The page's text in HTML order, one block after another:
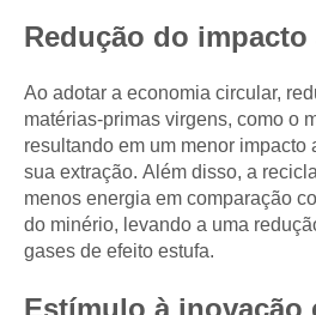
Redução do impacto
Ao adotar a economia circular,
matérias-primas virgens, como o
resultando em um menor impacto
sua extração. Além disso, a
menos energia em comparação
do minério, levando a uma
gases de efeito estufa.
Estímulo à inovação